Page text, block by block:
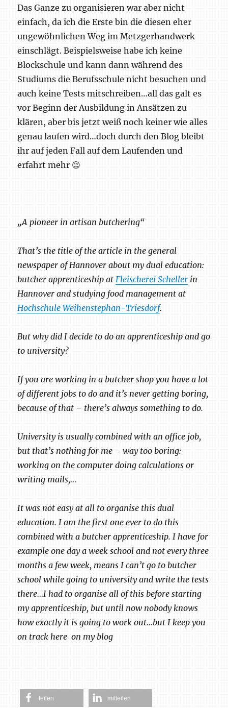
Das Ganze zu organisieren war aber nicht
einfach, da ich die Erste bin die diesen eher
ungewöhnlichen Weg im Metzgerhandwerk
einschlägt. Beispielsweise habe ich keine
Blockschule und kann dann während des
Studiums die Berufsschule nicht besuchen und
auch keine Tests mitschreiben…all das galt es
vor Beginn der Ausbildung in Ansätzen zu
klären, aber bis jetzt weiß noch keiner wie alles
genau laufen wird…doch durch den Blog bleibt
ihr auf jeden Fall auf dem Laufenden und
erfahrt mehr 😉
„A pioneer in artisan butchering“
That’s the title of the article in the general
newspaper of Hannover about my dual education:
butcher apprenticeship atFleischerei Scheller in
Hannover and studying food management at
Hochschule Weihenstephan-Triesdorf.
But why did I decide to do an apprenticeship and go
to university?
If you are working in a butcher shop you have a lot
of different jobs to do and it’s never getting boring,
because of that – there’s always something to do.
University is usually combined with an office job,
but that’s nothing for me – way too boring:
working on the computer doing calculations or
writing mails,…
It was not easy at all to organise this dual
education. I am the first one ever to do this
combined with a butcher apprenticeship. I have for
example one day a week school and not every three
months a few week, means I can’t go to butcher
school while going to university and write the tests
there…I had to organise all of this before starting
my apprenticeship, but until now nobody knows
how exactly it is going to work out…but I keep you
on track here on my blog
teilen mitteilen